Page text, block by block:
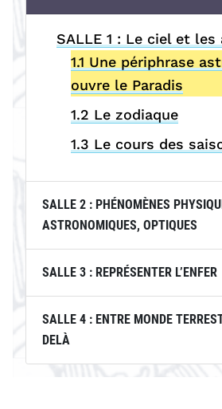
SALLE 1 : Le ciel et les
1.1 Une périphrase
ouvre le Paradis
1.2 Le zodiaque
1.3 Le cours des
SALLE 2 : PHÉNOMÈNES
ASTRONOMIQUES, OPTIQUES
SALLE 3 : REPRÉSENTER L’ENFER
SALLE 4 : ENTRE MONDE
DELÀ